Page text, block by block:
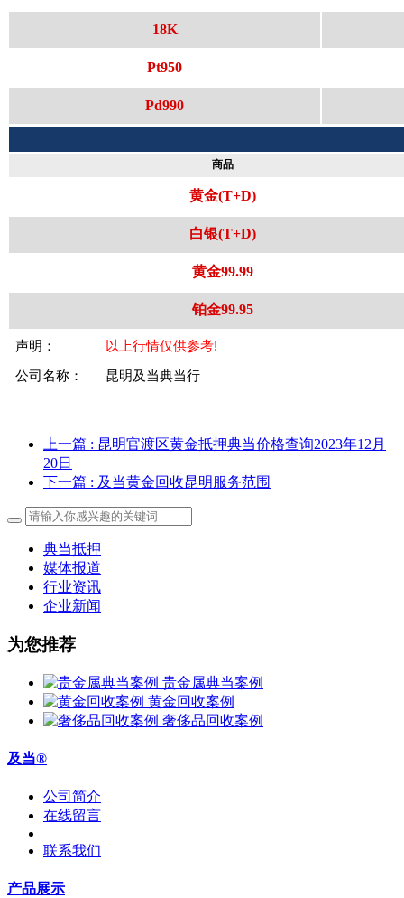
18K
Pt950
Pd990
商品
黄金(T+D)
白银(T+D)
黄金99.99
铂金99.95
声明：
以上行情仅供参考!
公司名称：
昆明及当典当行
上一篇 : 昆明官渡区黄金抵押典当价格查询2023年12月
20日
下一篇 : 及当黄金回收昆明服务范围
典当抵押
媒体报道
行业资讯
企业新闻
为您推荐
贵金属典当案例
黄金回收案例
奢侈品回收案例
及当®
公司简介
在线留言
联系我们
产品展示